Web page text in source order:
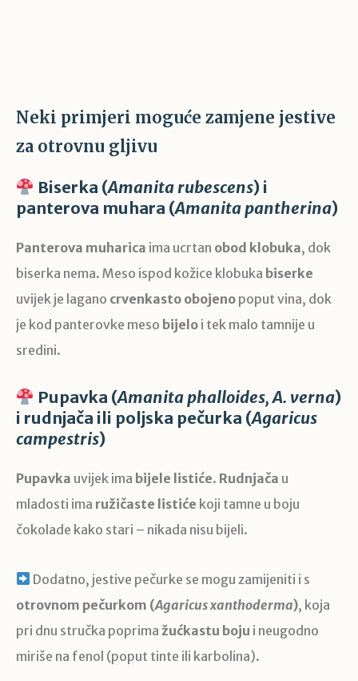
Neki primjeri moguće zamjene jestive
za otrovnu gljivu
Biserka (Amanita rubescens) i
panterova muhara (Amanita pantherina)
Panterova muharica ima ucrtan obod klobuka, dok
biserka nema. Meso ispod kožice klobuka biserke
uvijek je lagano crvenkasto obojeno poput vina, dok
je kod panterovke meso bijelo i tek malo tamnije u
sredini.
Pupavka (Amanita phalloides, A. verna)
i rudnjača ili poljska pečurka (Agaricus
campestris)
Pupavka uvijek ima bijele listiće. Rudnjača u
mladosti ima ružičaste listiće koji tamne u boju
čokolade kako stari – nikada nisu bijeli.
Dodatno, jestive pečurke se mogu zamijeniti i s
otrovnom pečurkom (Agaricus xanthoderma), koja
pri dnu stručka poprima žućkastu boju i neugodno
miriše na fenol (poput tinte ili karbolina).